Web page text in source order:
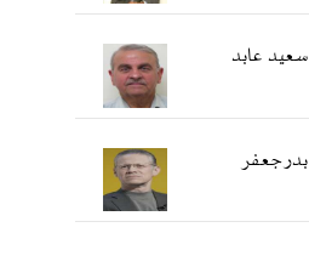
سعید عابد
بدر جعفر